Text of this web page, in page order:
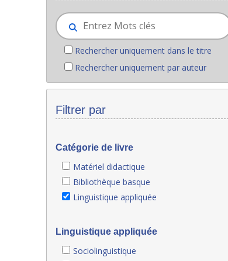
Rechercher uniquement dans le titre
Rechercher uniquement par auteur
Filtrer par
Catégorie de livre
Matériel didactique
Bibliothèque basque
Linguistique appliquée
Linguistique appliquée
Sociolinguistique